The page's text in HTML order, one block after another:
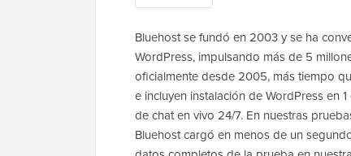
Bluehost se fundó en 2003 y se ha
WordPress, impulsando más de 5
oficialmente desde 2005, más tiempo
e incluyen instalación de WordPress en
de chat en vivo 24/7. En nuestras
Bluehost cargó en menos de un